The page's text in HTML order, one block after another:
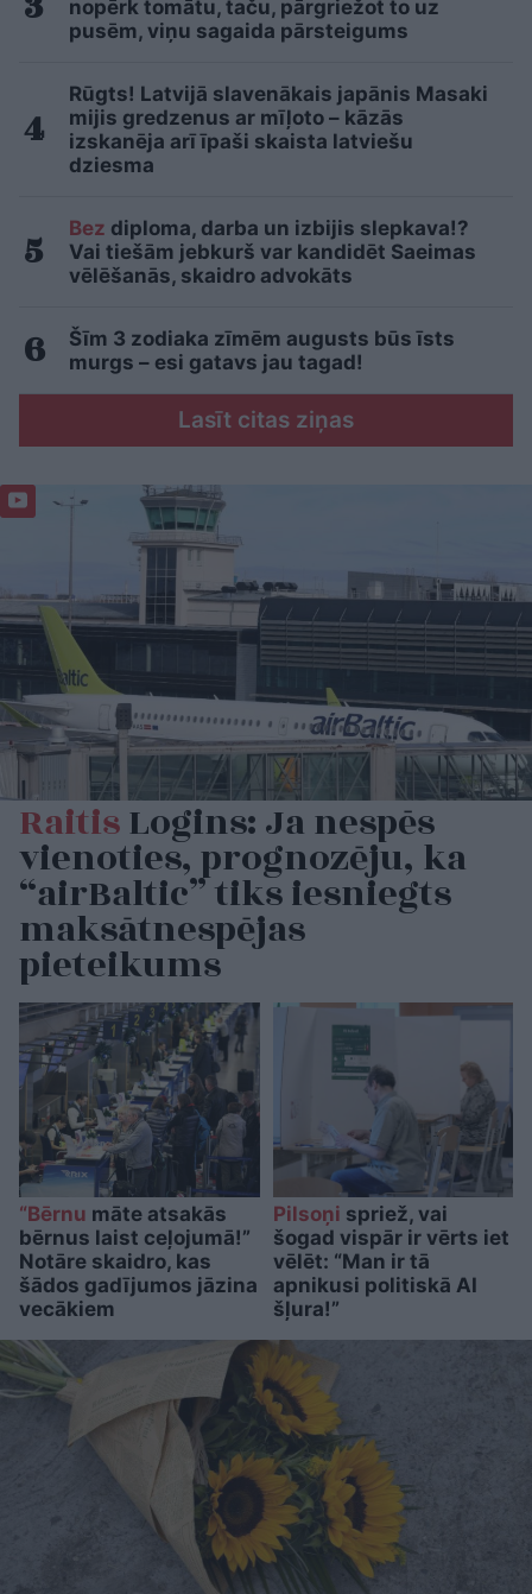
nopērk tomātu, taču, pārgriežot to uz
pusēm, viņu sagaida pārsteigums
Rūgts! Latvijā slavenākais japānis Masaki
mijis gredzenus ar mīļoto – kāzās
izskanēja arī īpaši skaista latviešu
dziesma
Bez diploma, darba un izbijis slepkava!?
Vai tiešām jebkurš var kandidēt Saeimas
vēlēšanās, skaidro advokāts
Šīm 3 zodiaka zīmēm augusts būs īsts
murgs – esi gatavs jau tagad!
Lasīt citas ziņas
RaitisLogins: Ja nespēs
vienoties, prognozēju, ka
“airBaltic” tiks iesniegts
maksātnespējas
pieteikums
“Bērnu māte atsakās
bērnus laist ceļojumā!”
Notāre skaidro, kas
šādos gadījumos jāzina
vecākiem
Pilsoņi spriež, vai
šogad vispār ir vērts iet
vēlēt: “Man ir tā
apnikusi politiskā AI
šļura!”